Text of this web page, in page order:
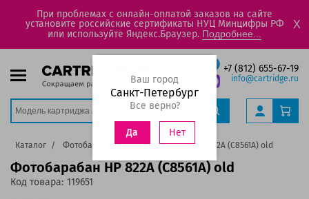
При проблемах с онлайн-оплатой заказов на сайте
установите российские сертификаты НУЦ Минцифры РФ
или используйте Яндекс.Браузер. Подробнее...
X
+7 (812) 655-67-19
info@cartridge.ru
Ваш город
Санкт-Петербург
Все верно?
Да Нет
Каталог Фотобарабаны Фотобарабан HP 822A (C8561A) old
Фотобарабан HP 822A (C8561A) old
Код товара: 119651